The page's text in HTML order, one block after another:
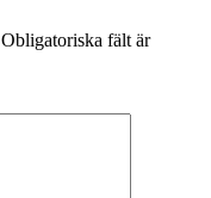
Obligatoriska fält är